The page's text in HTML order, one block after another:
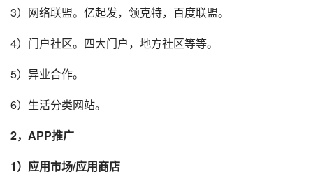
3）网络联盟。亿起发，领克特，百度联盟。
4）门户社区。四大门户，地方社区等等。
5）异业合作。
6）生活分类网站。
2， APP推广
1） 应用市场/应用商店